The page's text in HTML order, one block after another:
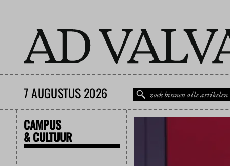
7 AUGUSTUS 2026
CAMPUS
& CULTUUR